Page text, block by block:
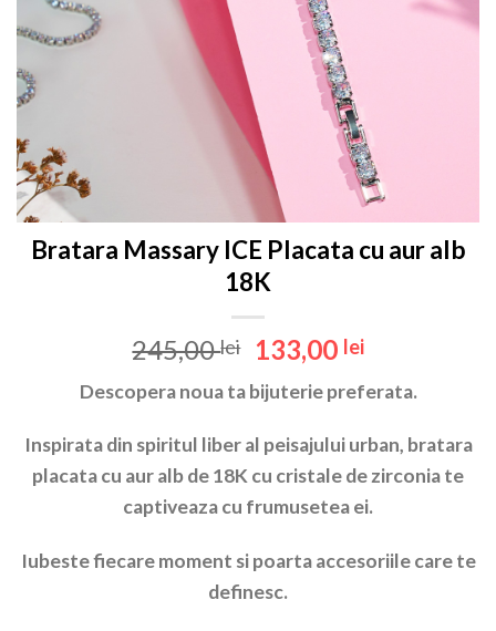
Bratara Massary ICE Placata cu aur alb
18K
245,00lei
Prețul
inițial
a
245,00 lei.
133,00 leiPrețul
este:
Descopera noua ta bijuterie preferata.
Inspirata din spiritul liber al peisajului urban, bratara
placata cu aur alb de 18K cu cristale de zirconia te
captiveaza cu frumusetea ei.
Iubeste fiecare moment si poarta accesoriile care te
definesc.